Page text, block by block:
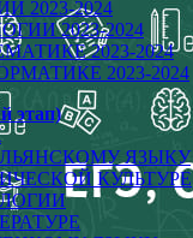
2023-2024
2023-2024
2023-2024
2023-2024
этап)
ЯЗЫКУ
КУЛЬТУРЕ